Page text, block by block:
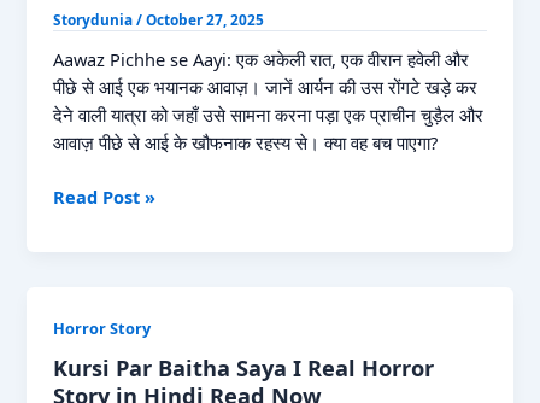
of
Shanti
Van
Mansion
Read
Storydunia/October 27, 2025
Aawaz Pichhe se Aayi: एक अकेली रात, एक वीरान हवेली और
पीछे से आई एक भयानक आवाज़। जानें आर्यन की उस रोंगटे खड़े कर
देने वाली यात्रा को जहाँ उसे सामना करना पड़ा एक प्राचीन चुड़ैल और
आवाज़ पीछे से आई के खौफनाक रहस्य से। क्या वह बच पाएगा?
Aawaz
आवाज़
पीछे
से
Read Post »
Horror Story
Kursi Par Baitha Saya I Real Horror
Story in Hindi Read Now